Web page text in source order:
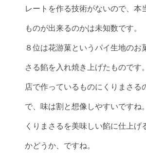
レートを作る技術がないので、本
ものが出来るのかは未知数です。
８位は花游菓というパイ生地のお
さる餡を入れ焼き上げたものです
店で作っているものにくりまさる
で、味は割と想像しやすいですね
くりまさるを美味しい餡に仕上げ
かどうか、ですね。